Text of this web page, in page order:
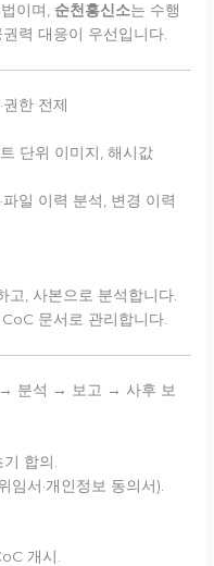
이며, 순천흥신소는 수행
력 대응이 우선입니다.
한 전제
단위 이미지, 해시값
일 이력 분석, 변경 이력
고, 사본으로 분석합니다.
문서로 관리합니다.
분석 → 보고 → 사후 보
기 합의.
임서·개인정보 동의서).
개시.